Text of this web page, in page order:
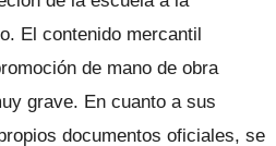
El contenido mercantil
de mano de obra
grave. En cuanto a sus
documentos oficiales, se